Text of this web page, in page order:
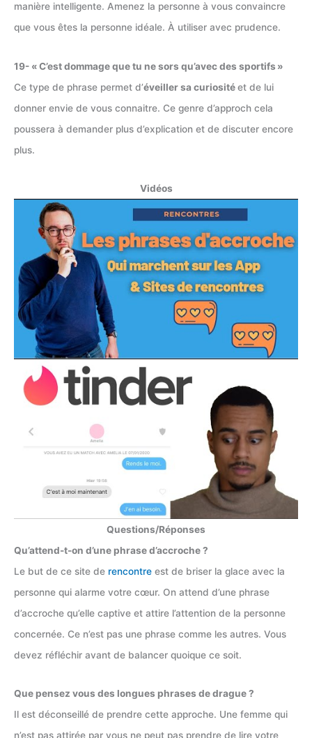
manière intelligente. Amenez la personne à vous convaincre
que vous êtes la personne idéale. À utiliser avec prudence.
19- « C’est dommage que tu ne sors qu’avec des sportifs »
Ce type de phrase permet d’éveiller sa curiositéet de lui
donner envie de vous connaitre. Ce genre d’approch cela
poussera à demander plus d’explication et de discuter encore
plus.
Vidéos
Questions/Réponses
Qu’attend-t-on d’une phrase d’accroche ?
Le but de ce site de rencontre est de briser la glace avec la
personne qui alarme votre cœur. On attend d’une phrase
d’accroche qu’elle captive et attire l’attention de la personne
concernée. Ce n’est pas une phrase comme les autres. Vous
devez réfléchir avant de balancer quoique ce soit.
Que pensez vous des longues phrases de drague ?
Il est déconseillé de prendre cette approche. Une femme qui
n’est pas attirée par vous ne peut pas prendre de lire votre